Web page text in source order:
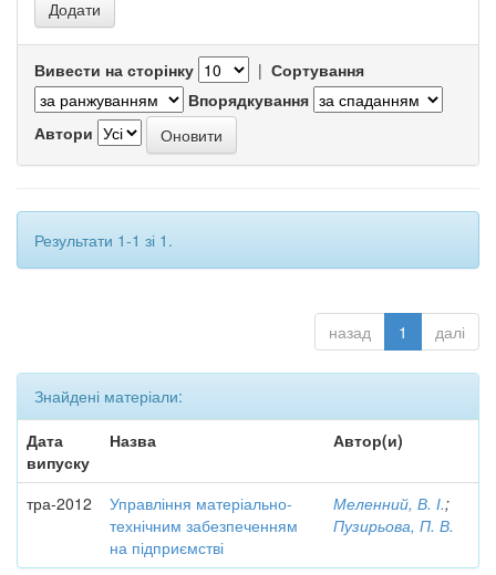
Вивести на сторінку | Сортування
Впорядкування
Автори
Результати 1-1 зі 1.
назад 1 далі
Знайдені матеріали:
Дата
випуску
Назва Автор(и)
тра-2012
Управління матеріально-
технічним забезпеченням
на підприємстві
Меленний, В. І.;
Пузирьова, П. В.